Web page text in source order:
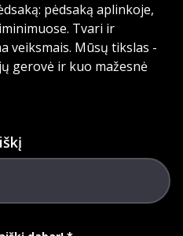
pėdsaką aplinkoje,
Tvari ir
veiksmais. Mūsų tikslas -
gerovė ir kuo mažesnė